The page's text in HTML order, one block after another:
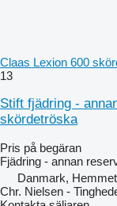
Claas Lexion 600
13
Stift fjädring -
skördetröska
Pris på begäran
Fjädring - annan
Danmark, Hemmet
Chr. Nielsen -